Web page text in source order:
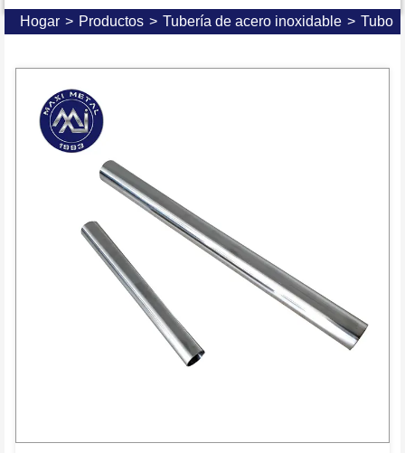
Hogar > Productos > Tubería de acero inoxidable > Tubo